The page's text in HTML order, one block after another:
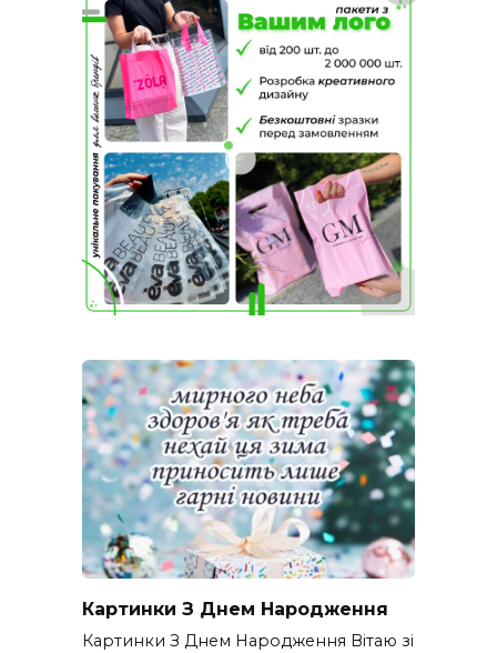
Картинки З Днем Народження
Картинки З Днем Народження Вітаю зі